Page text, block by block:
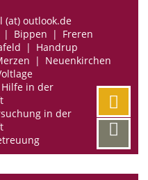
(at) outlook.de
Bippen
Freren
Handrup
Neuenkirchen
in der
in der